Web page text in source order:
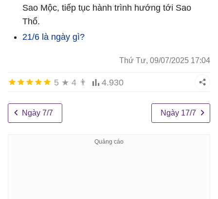
Sao Mộc, tiếp tục hành trình hướng tới Sao
Thổ.
21/6 là ngày gì?
Thứ Tư, 09/07/2025 17:04
5 ★ 4 👨 4.930
Ngày 7/7 Ngày 17/7